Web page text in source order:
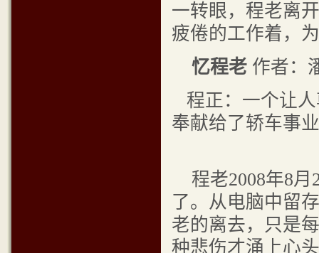
一转眼，程老离
疲倦的工作着，
忆程老 作者：
程正：一个让
奉献给了轿车事
程老2008年8月
了。从电脑中留
老的离去，只是
种悲伤才涌